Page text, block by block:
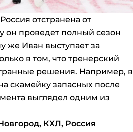
отстранена от
он проведет полный сезон
же Иван выступает за
в том, что тренерский
решения. Например, в
скамейку запасных после
выглядел одним из
КХЛ, Россия